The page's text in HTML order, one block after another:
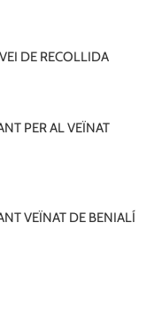
DE RECOLLIDA
PER AL VEÏNAT
VEÏNAT DE BENIALÍ